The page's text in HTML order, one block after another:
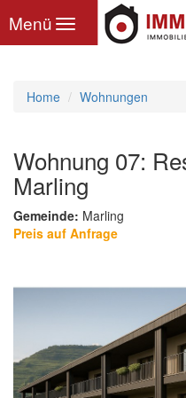
Toggle
navigation
Menü
Home Wohnungen
Wohnung 07:
Marling
Gemeinde: Marling
Preis auf Anfrage